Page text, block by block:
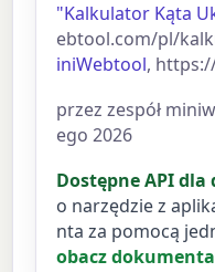
"Kalkulator Kąta
ebtool.com/pl/
iniWebtool,
przez zespół
ego 2026
Dostępne API dla
o narzędzie z
nta za pomocą
obacz